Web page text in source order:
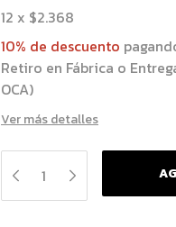
12 x $2.368
10% de descuento
Retiro en Fábrica o
OCA)
Ver más detalles